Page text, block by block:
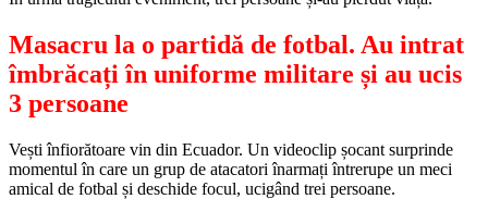
Masacru la o partidă de fotbal. Au intrat
îmbrăcați în uniforme militare și au ucis
3 persoane
Vești înfiorătoare vin din Ecuador. Un videoclip șocant surprinde
momentul în care un grup de atacatori înarmați întrerupe un meci
amical de fotbal și deschide focul, ucigând trei persoane.